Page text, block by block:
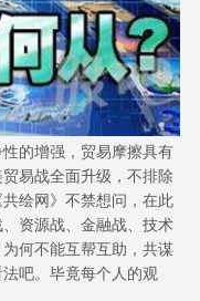
的增强，贸易摩擦具有
易战全面升级，不排除
绘网》不禁想问，在此
资源战、金融战、技术​
何不能互帮互助，共谋
吧。毕竟每个人的观